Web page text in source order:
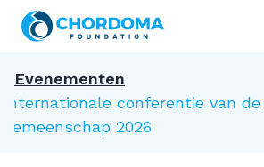
Skip to Main Content
Evenementen
Internationale conferentie van
gemeenschap 2026